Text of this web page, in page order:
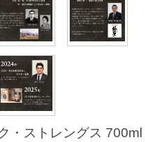
・ストレングス 700ml